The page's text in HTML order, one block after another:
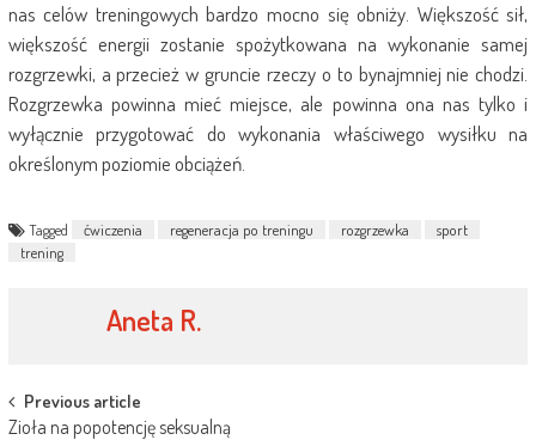
nas celów treningowych bardzo mocno się obniży. Większość sił,
większość energii zostanie spożytkowana na wykonanie samej
rozgrzewki, a przecież w gruncie rzeczy o to bynajmniej nie chodzi.
Rozgrzewka powinna mieć miejsce, ale powinna ona nas tylko i
wyłącznie przygotować do wykonania właściwego wysiłku na
określonym poziomie obciążeń.
Tagged ćwiczenia regeneracja po treningu rozgrzewka
sport
trening
Aneta R.
Post
Previous article
Zioła na popotencję seksualną